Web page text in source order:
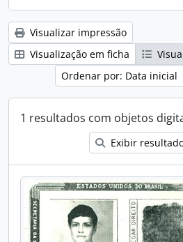
Visualizar impressão
Visualização em ficha
Ordenar por: Data inicial
1 resultados com objetos
Exibir